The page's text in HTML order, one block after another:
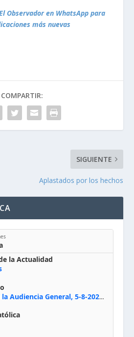
Observador en WhatsApp para
más nuevas
COMPARTIR:
SIGUIENTE
Aplastados por los hechos
la Actualidad
Papa León Xiv en la Audiencia General, 5-8-2026: «Dios en el primer puesto; la oración, nuestra primera obligación; la liturgia, la primera fuente de la vida divina que se nos comunica, la primera escuela de nuestra vida espiritual»